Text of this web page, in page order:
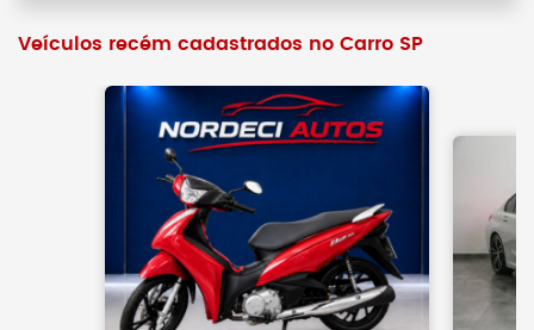
Veículos recém cadastrados no Carro SP